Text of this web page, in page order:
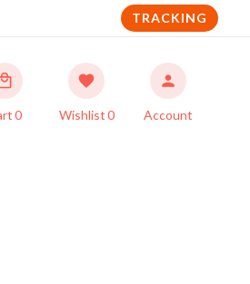
TRACKING
0 Wishlist0 Account